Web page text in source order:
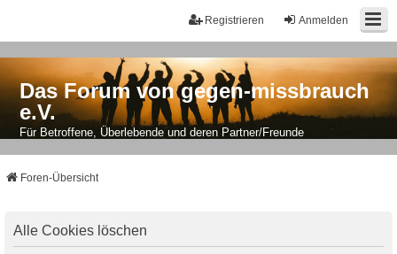
Anmelden
Registrieren
Das Forum von gegen-missbrauch
e.V.
Für Betroffene, Überlebende und deren Partner/Freunde
Foren-Übersicht
Alle Cookies löschen